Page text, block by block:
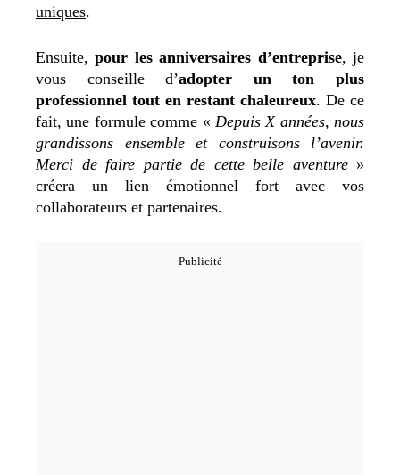
uniques.
Ensuite, pour les anniversaires d’entreprise, je
vous conseille d’adopter un ton plus
professionnel tout en restant chaleureux. De ce
fait, une formule comme « Depuis X années, nous
grandissons ensemble et construisons l’avenir.
Merci de faire partie de cette belle aventure»
créera un lien émotionnel fort avec vos
collaborateurs et partenaires.